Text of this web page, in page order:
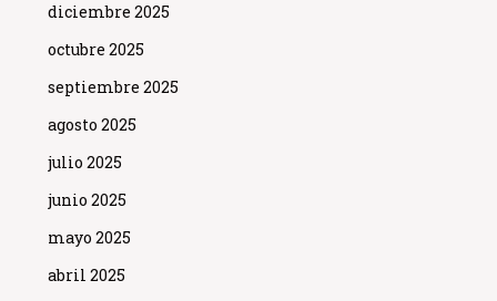
diciembre 2025
octubre 2025
septiembre 2025
agosto 2025
julio 2025
junio 2025
mayo 2025
abril 2025